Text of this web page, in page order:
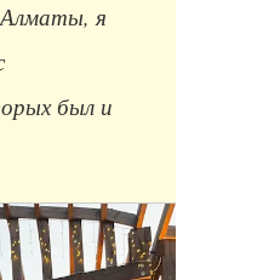
Алматы, я
был и